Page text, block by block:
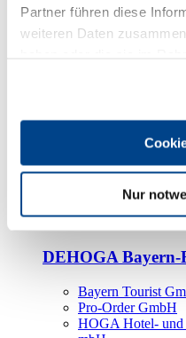
Partner führen diese
weiteren Daten
Nur
Kooperationspartner
Bayern
DEHOGA-Familie
Bundesverband
Fachverbände
DEHOGA Bayern-
Bayern Tourist
Pro-Order GmbH
HOGA Hotel- und